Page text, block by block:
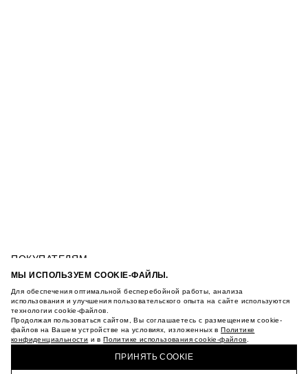
МЫ ИСПОЛЬЗУЕМ COOKIE-ФАЙЛЫ.
Для обеспечения оптимальной бесперебойной работы, анализа
использования и улучшения пользовательского опыта на сайте используются
технологии cookie-файлов.
Продолжая пользоваться сайтом, Вы соглашаетесь с размещением cookie-
файлов на Вашем устройстве на условиях, изложенных вПолитике
конфиденциальности и вПолитике использования cookie-файлов
ПРИНЯТЬ COOKIE
ПОКУПАТЕЛЯМ
УСЛОВИЯ ИСПОЛЬЗОВАНИЯ ПОДАРОЧНЫХ
ПОЛИТИКА КОНФИДЕНЦИАЛЬНОСТИ
ПОЛИТИКА COOKIE
УСЛОВИЯ ПОКУПКИ
О НАС
КАРЬЕРА
ФУТБОЛКА С ФОТОПРИНТОМ НА СПИНЕ
КУПИТЬ + ПОЛУЧИТЬ В МАГАЗИНЕ MAAG